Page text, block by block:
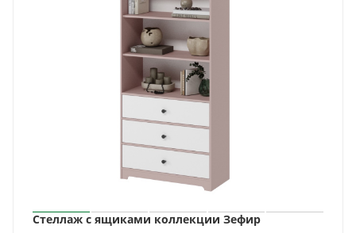
Стеллаж с ящиками коллекции Зефир